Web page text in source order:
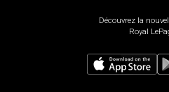
Découvrez la
Royal